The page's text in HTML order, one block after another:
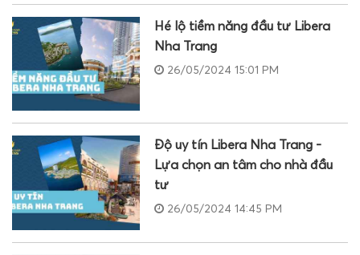
Hé lộ tiềm năng đầu tư Libera
Nha Trang
26/05/2024 15:01 PM
Độ uy tín Libera Nha Trang -
Lựa chọn an tâm cho nhà đầu
tư
26/05/2024 14:45 PM